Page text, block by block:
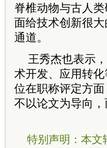
脊椎动物与古人
面给技术创新很
通道。
王秀杰也表示
术开发、应用转
位在职称评定方
不以论文为导向
特别声明：本文